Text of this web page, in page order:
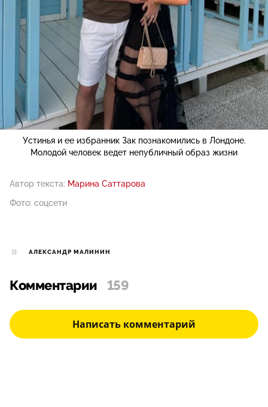
Устинья и ее избранник Зак познакомились в Лондоне.
Молодой человек ведет непубличный образ жизни
Автор текста: Марина Саттарова
Фото: соцсети
АЛЕКСАНДР МАЛИНИН
Комментарии 159
Написать комментарий